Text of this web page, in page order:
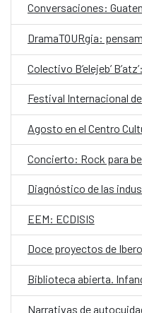
Colectivo B’elejeb’
Concierto: Rock para
EEM: ECDISIS
Biblioteca abierta.
Narrativas de